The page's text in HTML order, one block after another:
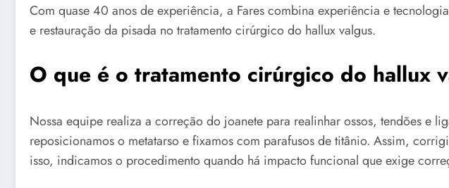
Com quase 40 anos de experiência, a Fares combina experiência e
e restauração da pisada no tratamento cirúrgico do hallux valgus.
O que é o tratamento cirúrgico do hallux
Nossa equipe realiza a correção do joanete para realinhar ossos, tendões e
reposicionamos o metatarso e fixamos com parafusos de titânio. Assim,
isso, indicamos o procedimento quando há impacto funcional que exige